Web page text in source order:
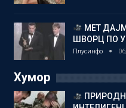
МЕТ
ШВОРЦ ПО
Плусинфо
Хумор